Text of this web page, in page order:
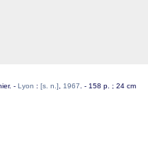
- Lyon : [s. n.] 1967 . - 158 p. ; 24 cm